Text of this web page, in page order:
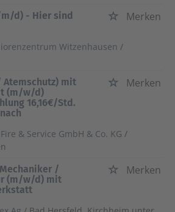
d) - Hier sind
Merken
Witzenhausen /
mit
(m/w/d)
16,16€/Std.
Merken
Fire & Service GmbH & Co. KG /
/
(m/w/d) mit
Merken